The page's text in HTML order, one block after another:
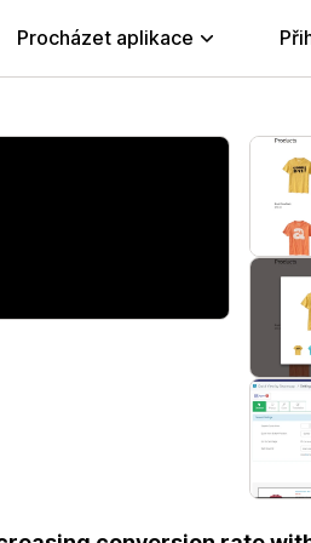
Procházet aplikace